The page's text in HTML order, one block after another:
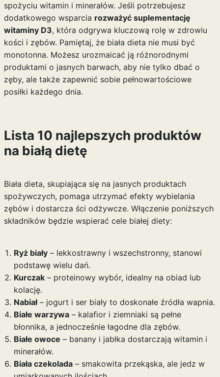
spożyciu witamin i minerałów. Jeśli potrzebujesz
dodatkowego wsparcia rozważyć suplementację
witaminy D3, która odgrywa kluczową rolę w zdrowiu
kości i zębów. Pamiętaj, że biała dieta nie musi być
monotonna. Możesz urozmaicać ją różnorodnymi
produktami o jasnych barwach, aby nie tylko dbać o
zęby, ale także zapewnić sobie pełnowartościowe
posiłki każdego dnia.
Lista 10 najlepszych produktów
na białą dietę
Biała dieta, skupiająca się na jasnych produktach
spożywczych, pomaga utrzymać efekty wybielania
zębów i dostarcza ści odżywcze. Włączenie poniższych
składników będzie wspierać cele białej diety:
Ryż biały– lekkostrawny i wszechstronny, stanowi
podstawę wielu dań.
Kurczak– proteinowy wybór, idealny na obiad lub
kolację.
Nabiał– jogurt i ser biały to doskonałe źródła wapnia.
Białe warzywa– kalafior i ziemniaki są pełne
błonnika, a jednocześnie łagodne dla zębów.
Białe owoce – banany i jabłka dostarczają witamin i
minerałów.
Biała czekolada– smakowita przekąska, ale jedz w